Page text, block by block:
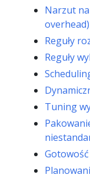
Narzut
overhead)
Reguły
Reguły
Tuning